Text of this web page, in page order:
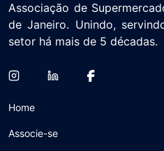
Associação de
de Janeiro. Unindo,
setor há mais de 5 décadas.
Home
Associe-se